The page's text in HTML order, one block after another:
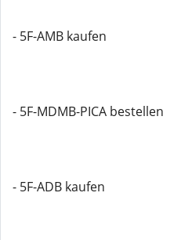
- 5F-AMB kaufen
- 5F-MDMB-PICA bestellen
- 5F-ADB kaufen